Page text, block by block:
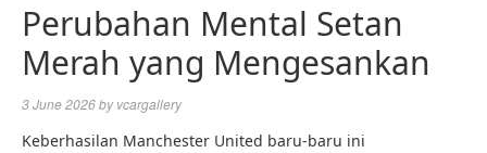
Perubahan Mental Setan
Merah yang Mengesankan
3 June 2026by vcargallery
Keberhasilan Manchester United baru-baru ini